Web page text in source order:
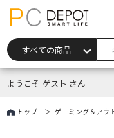
ようこそ ゲスト さん
トップ ゲーミング＆アウ